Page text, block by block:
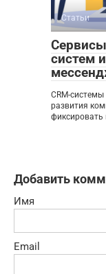
Статьи
систем
CRM-
развития
фиксировать
Добавить
Имя
Email